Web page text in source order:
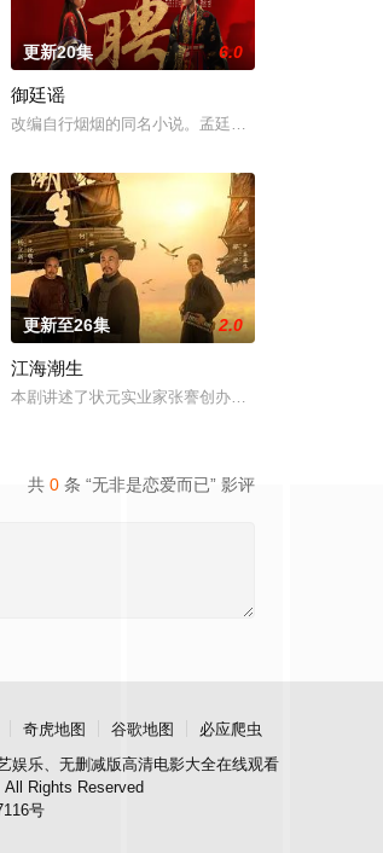
程家。她步步为营，周旋
宅，江淮被掳走配“阴婚”。他与女探长穆英搭档，侦
）为代表的冀北市公安刑警用自己 的超凡的智慧与
更新20集 6.0
御廷谣
改编自行烟烟的同名小说。孟廷辉，大平王朝有史
未婚妻离奇死亡的真相。两
，麦香通过视频向米良宣告：婚不结了。鹿鸣村开
更新至26集 2.0
江海潮生
本剧讲述了状元实业家张謇创办大生企业，实业报
共 0 条 “无非是恋爱而已” 影评
奇虎地图 谷歌地图
必应爬虫
娱乐、无删减版高清电影大全在线观看
Rights Reserved
号